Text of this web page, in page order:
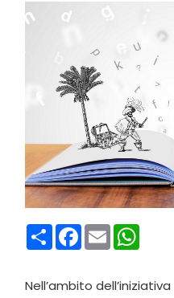
CondividiFacebook
Email
Nell’ambito dell’iniziativa